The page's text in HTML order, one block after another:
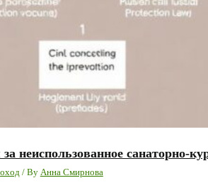
неиспользованное санаторно-
/ By Анна Смирнова